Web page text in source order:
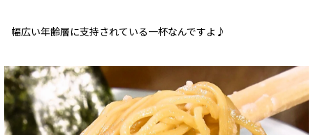
幅広い年齢層に支持されている一杯なんですよ♪